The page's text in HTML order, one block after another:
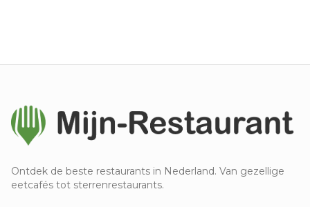
Ontdek de beste restaurants in Nederland. Van gezellige
eetcafés tot sterrenrestaurants.